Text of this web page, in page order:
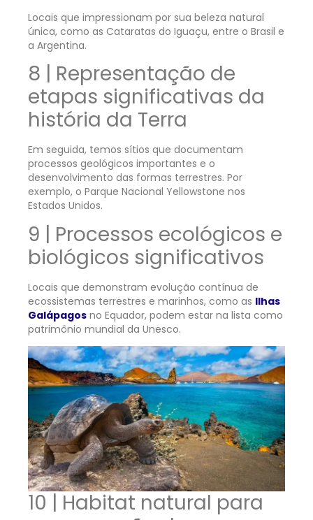
Locais que impressionam por sua beleza natural
única, como as Cataratas do Iguaçu, entre o Brasil e
a Argentina.
8 | Representação de
etapas significativas da
história da Terra
Em seguida, temos sítios que documentam
processos geológicos importantes e o
desenvolvimento das formas terrestres. Por
exemplo, o Parque Nacional Yellowstone nos
Estados Unidos.
9 | Processos ecológicos e
biológicos significativos
Locais que demonstram evolução contínua de
ecossistemas terrestres e marinhos, como as Ilhas
Galápagos no Equador, podem estar na lista como
patrimônio mundial da Unesco.
10 | Habitat natural para